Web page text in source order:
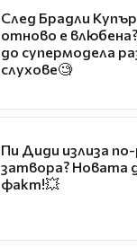
След Брадли
отново е
до супермодела
слухове🧐
Пи Диди излиза
затвора? Новата
факт!💥